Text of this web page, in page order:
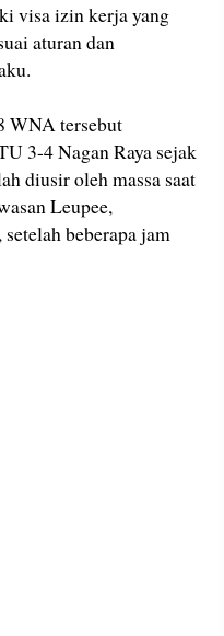
visa izin kerja yang
aturan dan
WNA tersebut
3-4 Nagan Raya sejak
diusir oleh massa saat
Leupee,
beberapa jam